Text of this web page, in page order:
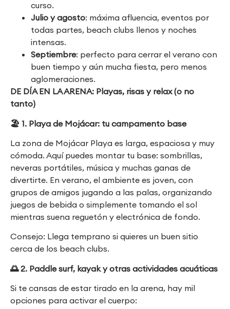
curso.
Julio y agosto: máxima afluencia, eventos por
todas partes, beach clubs llenos y noches
intensas.
Septiembre: perfecto para cerrar el verano con
buen tiempo y aún mucha fiesta, pero menos
aglomeraciones.
DE DÍA EN LA ARENA: Playas, risas y relax (o no
tanto)
🏖 ️ 1. Playa de Mojácar: tu campamento base
La zona de Mojácar Playa es larga, espaciosa y muy
cómoda. Aquí puedes montar tu base: sombrillas,
neveras portátiles, música y muchas ganas de
divertirte. En verano, el ambiente es joven, con
grupos de amigos jugando a las palas, organizando
juegos de bebida o simplemente tomando el sol
mientras suena reguetón y electrónica de fondo.
Consejo: Llega temprano si quieres un buen sitio
cerca de los beach clubs.
🌅2. Paddle surf, kayak y otras actividades acuáticas
Si te cansas de estar tirado en la arena, hay mil
opciones para activar el cuerpo: